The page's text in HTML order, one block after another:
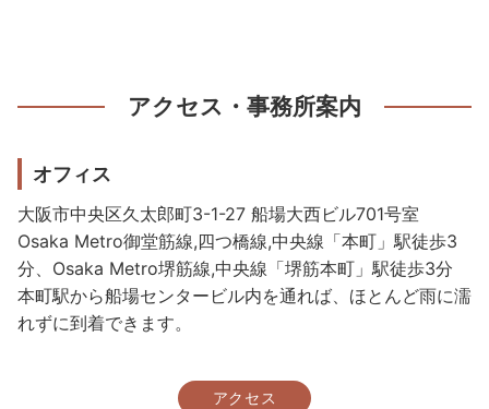
アクセス・事務所案内
オフィス
大阪市中央区久太郎町3-1-27 船場大西ビル701号室
Osaka Metro御堂筋線,四つ橋線,中央線「本町」駅徒歩3
分、Osaka Metro堺筋線,中央線「堺筋本町」駅徒歩3分
本町駅から船場センタービル内を通れば、ほとんど雨に濡
れずに到着できます。
アクセス